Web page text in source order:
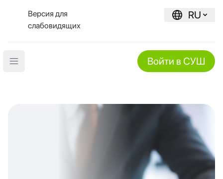
Версия для
слабовидящих
RU
Open main menu Войти в СУШ